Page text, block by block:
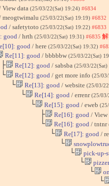
View data (25/03/22(Sat) 19:24) #6834
meogtwimalu (25/03/22(Sat) 19:19) #6832
/ safetytoto (25/03/22(Sat) 19:22) #6833
good / hrth (25/03/22(Sat) 19:31) #6835
good / here (25/03/22(Sat) 19:32)
Re[11]: good / bbbbbw (25/03/22(Sat)
Re[12]: good / sabsba (25/03/
Re[12]: good / get more info (25/
Re[13]: good / website (25/03/
Re[14]: good / errenr(25/
Re[15]: good / eweb
Re[16]: good /
Re[16]: good / tntnr
Re[17]: good /
pick-up-